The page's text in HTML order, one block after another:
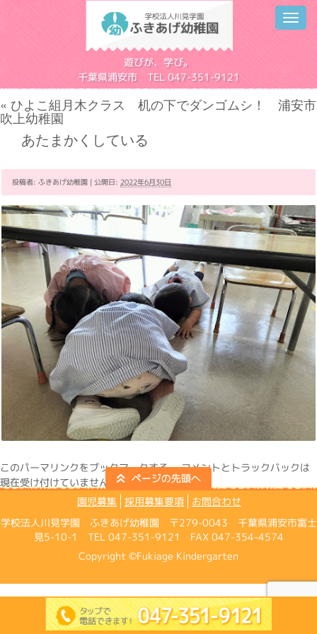
遊びが、学び。
千葉県浦安市 TEL 047-351-9121
« ひよこ組月木クラス 机の下でダンゴムシ！ 浦安市
吹上幼稚園
あたまかくしている
投稿者: ふきあげ幼稚園 | 公開日: 2022年6月30日
このパーマリンクをブックマークする。 コメントとトラックバックは
現在受け付けていません。
園児募集
採用募集要項
お問合わせ
学校法人川見学園 ふきあげ幼稚園 〒279-0043 千葉県浦安市富士
見5-10-1 TEL 047-351-9121 FAX 047-354-4574
Copyright ©Fukiage Kindergarten